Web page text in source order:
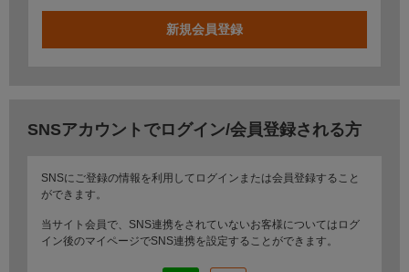
SNSアカウントでログイン/会員登録される方
SNSにご登録の情報を利用してログインまたは会員登録すること
ができます。
当サイト会員で、SNS連携をされていないお客様についてはログ
イン後のマイページでSNS連携を設定することができます。